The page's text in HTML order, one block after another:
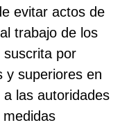
evitar actos de
trabajo de los
por
y superiores en
las autoridades